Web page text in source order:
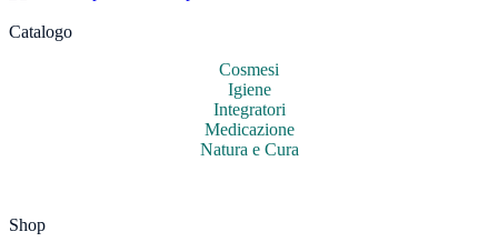
Catalogo
Cosmesi
Igiene
Integratori
Medicazione
Natura e Cura
Shop